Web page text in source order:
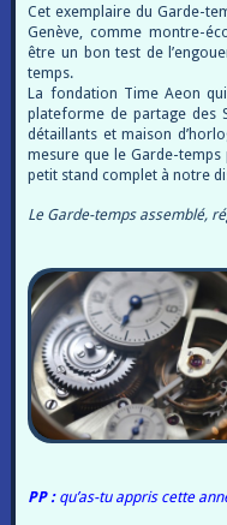
Cet exemplaire du Garde-
Genève, comme montre-
être un bon test de
temps.
La fondation Time Aeon
plateforme de partage des
détaillants et maison
mesure que le Garde-temps
petit stand complet à notre
Le Garde-temps assemblé,
PP :qu’as-tu appris cette